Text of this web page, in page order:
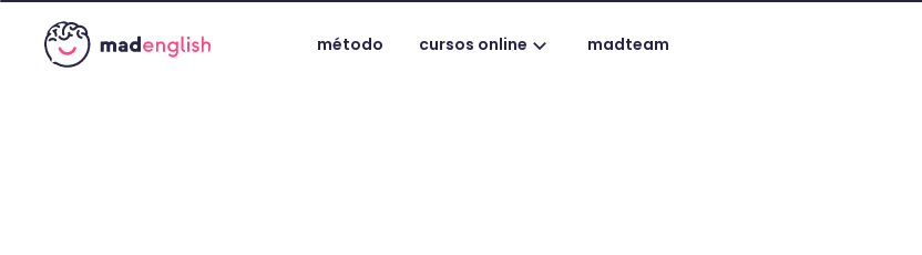
método cursos online madteam